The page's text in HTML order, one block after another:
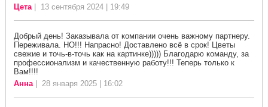
Цета| 13 сентября 2024 | 19:49
Добрый день! Заказывала от компании очень важному партнеру.
Переживала. НО!!! Напрасно! Доставлено всё в срок! Цветы
свежие и точь-в-точь как на картинке))))) Благодарю команду, за
профессионализм и качественную работу!!! Теперь только к
Вам!!!!
Анна| 28 января 2025 | 16:02